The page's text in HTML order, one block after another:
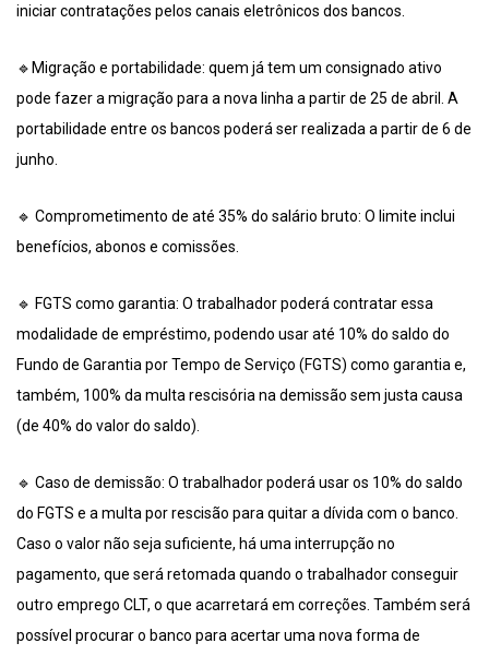
iniciar contratações pelos canais eletrônicos dos bancos.
🔹Migração e portabilidade: quem já tem um consignado ativo
pode fazer a migração para a nova linha a partir de 25 de abril. A
portabilidade entre os bancos poderá ser realizada a partir de 6 de
junho.
🔹 Comprometimento de até 35% do salário bruto: O limite inclui
benefícios, abonos e comissões.
🔹 FGTS como garantia: O trabalhador poderá contratar essa
modalidade de empréstimo, podendo usar até 10% do saldo do
Fundo de Garantia por Tempo de Serviço (FGTS) como garantia e,
também, 100% da multa rescisória na demissão sem justa causa
(de 40% do valor do saldo).
🔹 Caso de demissão: O trabalhador poderá usar os 10% do saldo
do FGTS e a multa por rescisão para quitar a dívida com o banco.
Caso o valor não seja suficiente, há uma interrupção no
pagamento, que será retomada quando o trabalhador conseguir
outro emprego CLT, o que acarretará em correções. Também será
possível procurar o banco para acertar uma nova forma de